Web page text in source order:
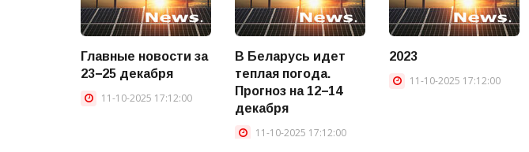
Главные новости за
23−25 декабря
11-10-2025 17:12:00
В Беларусь идет
теплая погода.
Прогноз на 12−14
декабря
11-10-2025 17:12:00
2023
11-10-2025 17:12:00